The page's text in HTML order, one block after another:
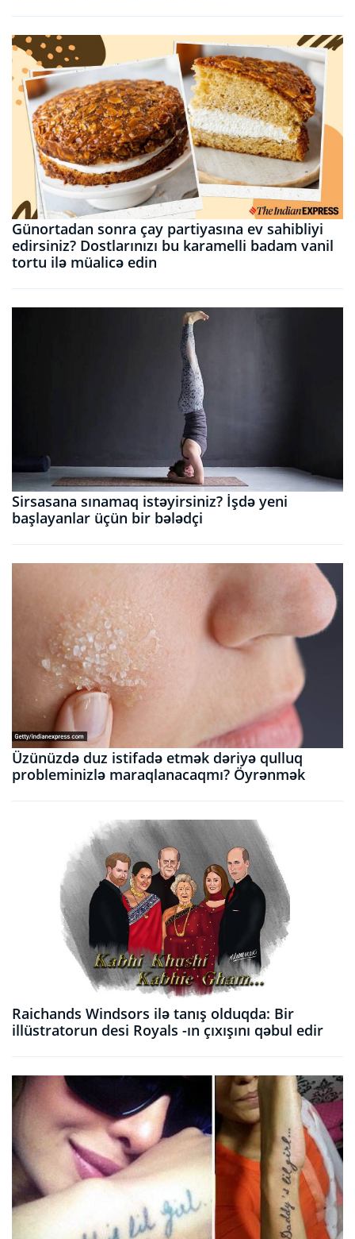
Günortadan sonra çay partiyasına ev sahibliyi
edirsiniz? Dostlarınızı bu karamelli badam vanil
tortu ilə müalicə edin
Sirsasana sınamaq istəyirsiniz? İşdə yeni
başlayanlar üçün bir bələdçi
Üzünüzdə duz istifadə etmək dəriyə qulluq
probleminizlə maraqlanacaqmı? Öyrənmək
Raichands Windsors ilə tanış olduqda: Bir
illüstratorun desi Royals -ın çıxışını qəbul edir